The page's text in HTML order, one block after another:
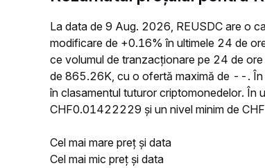
La data de 9 Aug. 2026, REUSDC are o
modificare de +0.16% în ultimele 24 de
ce volumul de tranzacționare pe 24 de
de 865.26K, cu o ofertă maximă de --. În
în clasamentul tuturor criptomonedelor. În
CHF0.01422229 și un nivel minim de
Cel mai mare preț și data
Cel mai mic preț și data